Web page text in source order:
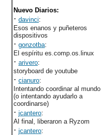
Nuevo Diarios:
· davinci:
Esos enanos y puñeteros
dispositivos
· gonzotba:
El espíritu es.comp.os.linux
· arivero:
storyboard de youtube
· cianuro:
Intentando coordinar al mundo
(o intentando ayudarlo a
coordinarse)
· jcantero:
Al final, liberaron a Ryzom
· jcantero: